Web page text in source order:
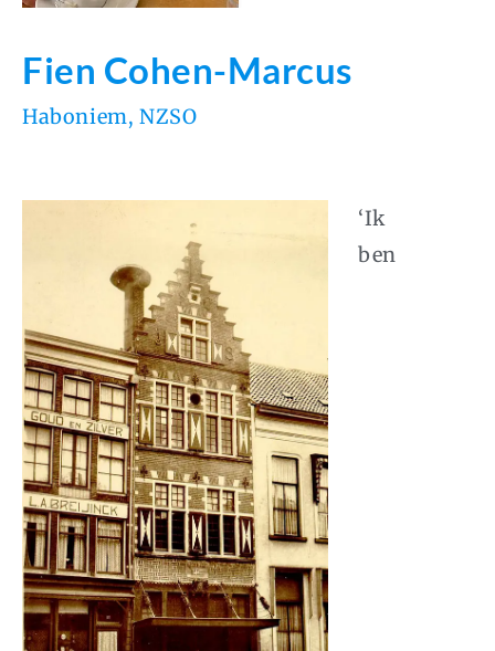
Fien Cohen-Marcus
Haboniem,NZSO
‘Ik
ben